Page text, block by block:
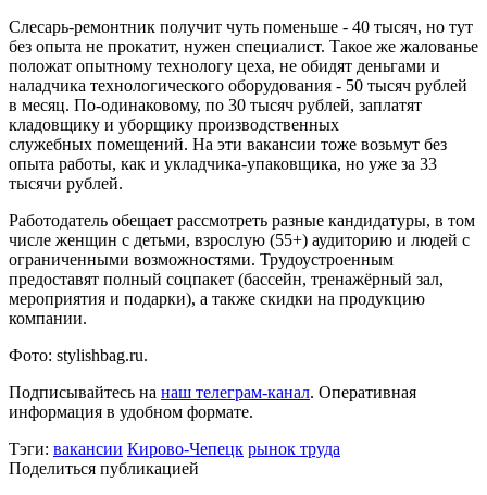
Слесарь-ремонтник получит чуть поменьше - 40 тысяч, но тут
без опыта не прокатит, нужен специалист. Такое же жалованье
положат опытному технологу цеха, не обидят деньгами и
наладчика технологического оборудования - 50 тысяч рублей
в месяц. По-одинаковому, по 30 тысяч рублей, заплатят
кладовщику и уборщику производственных
служебных помещений. На эти вакансии тоже возьмут без
опыта работы, как и укладчика-упаковщика, но уже за 33
тысячи рублей.
Работодатель обещает рассмотреть разные кандидатуры, в том
числе женщин с детьми, взрослую (55+) аудиторию и людей с
ограниченными возможностями. Трудоустроенным
предоставят полный соцпакет (бассейн, тренажёрный зал,
мероприятия и подарки), а также скидки на продукцию
компании.
Фото: stylishbag.ru.
Подписывайтесь на наш телеграм-канал. Оперативная
информация в удобном формате.
Тэги: вакансии Кирово-Чепецк рынок труда
Поделиться публикацией